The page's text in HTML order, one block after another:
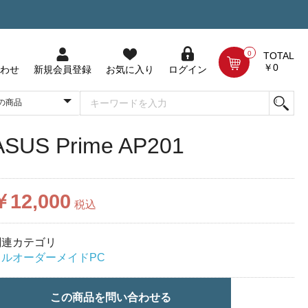
せ 新規会員登録 お気に入り ログイン
0
TOTAL
￥0
Prime AP201
12,000 税込
カテゴリ
オーダーメイドPC
この商品を問い合わせる